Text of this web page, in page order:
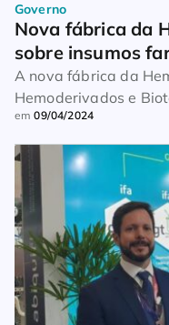
Governo
Nova fábrica da
sobre insumos
A nova fábrica da
Hemoderivados e
dia 4, reforçou um
nacional quando o
farmacêuticos. As
Braziliense. Apesar
indústria
tamanho do desafio
em09/04/2024